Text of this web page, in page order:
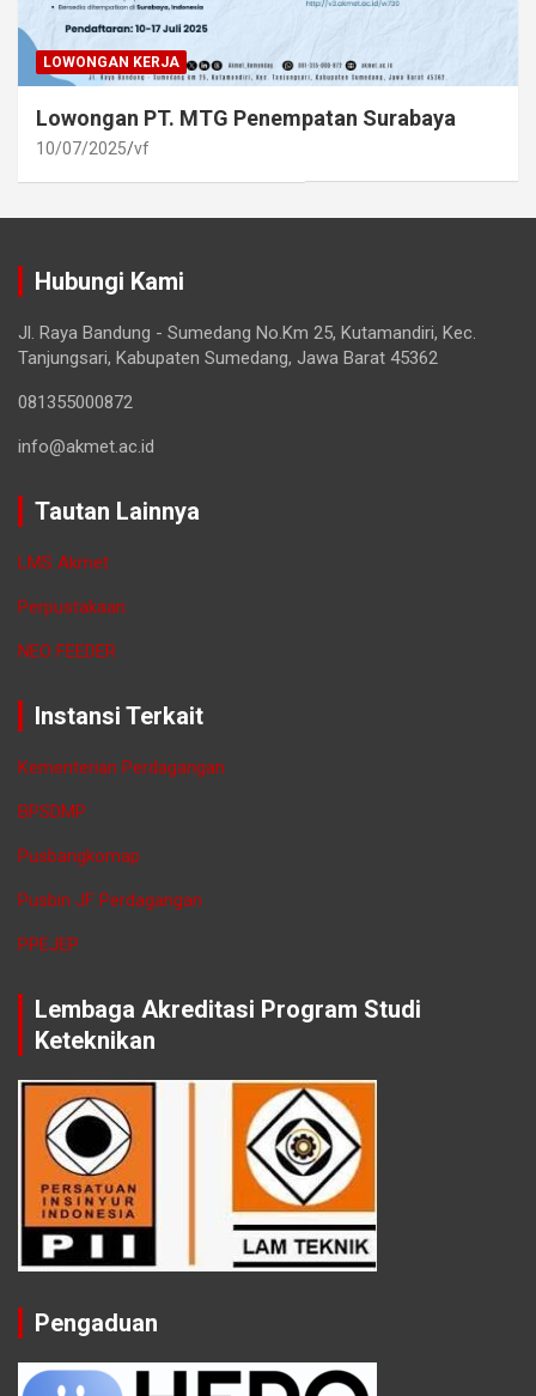
LOWONGAN KERJA
Lowongan PT. MTG Penempatan Surabaya
10/07/2025 vf
Hubungi Kami
Jl. Raya Bandung - Sumedang No.Km 25, Kutamandiri, Kec.
Tanjungsari, Kabupaten Sumedang, Jawa Barat 45362
081355000872
info@akmet.ac.id
Tautan Lainnya
LMS Akmet
Perpustakaan
NEO FEEDER
Instansi Terkait
Kementerian Perdagangan
BPSDMP
Pusbangkomap
Pusbin JF Perdagangan
PPEJEP
Lembaga Akreditasi Program Studi
Keteknikan
Pengaduan